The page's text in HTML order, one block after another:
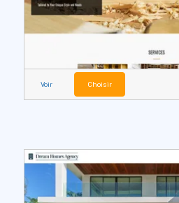
Voir Choisir